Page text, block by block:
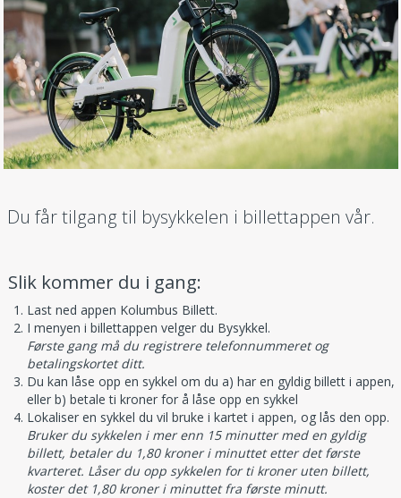
Du får tilgang til bysykkelen i billettappen vår.
Slik kommer du i gang:
Last ned appen Kolumbus Billett.
I menyen i billettappen velger du Bysykkel.
Første gang må du registrere telefonnummeret og
betalingskortet ditt.
Du kan låse opp en sykkel om du a) har en gyldig billett i appen,
eller b) betale ti kroner for å låse opp en sykkel
Lokaliser en sykkel du vil bruke i kartet i appen, og lås den opp.
Bruker du sykkelen i mer enn 15 minutter med en gyldig
billett, betaler du 1,80 kroner i minuttet etter det første
kvarteret. Låser du opp sykkelen for ti kroner uten billett,
koster det 1,80 kroner i minuttet fra første minutt.